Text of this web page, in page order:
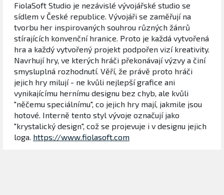
FiolaSoft Studio je nezávislé vývojářské studio se
sídlem v České republice. Vývojáři se zaměřují na
tvorbu her inspirovaných souhrou různých žánrů
stírajících konvenční hranice. Proto je každá vytvořená
hra a každý vytvořený projekt podpořen vizí kreativity.
Navrhují hry, ve kterých hráči překonávají výzvy a činí
smysluplná rozhodnutí. Věří, že právě proto hráči
jejich hry milují - ne kvůli nejlepší grafice ani
vynikajícímu hernímu designu bez chyb, ale kvůli
"něčemu speciálnímu", co jejich hry mají, jakmile jsou
hotové. Interně tento styl vývoje označují jako
"krystalický design", což se projevuje i v designu jejich
loga. https://www.fiolasoft.com